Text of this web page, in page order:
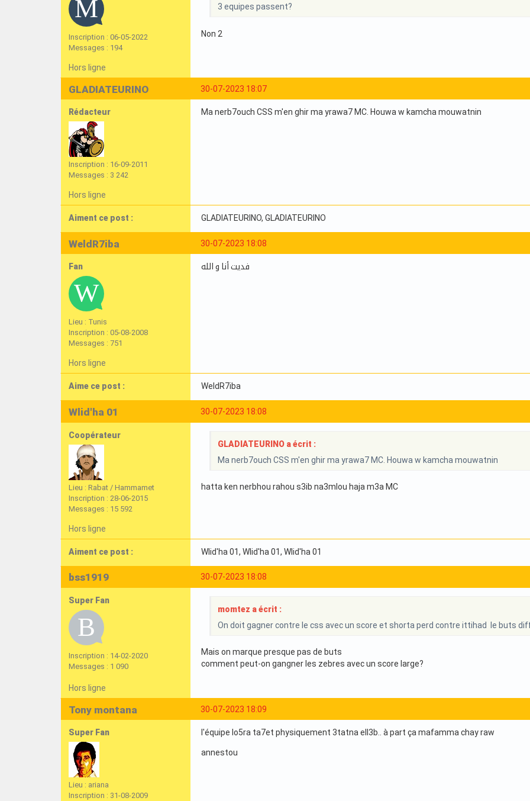
Inscription : 06-05-2022
Messages : 194
3 equipes passent?
Non 2
Hors ligne
30-07-2023 18:07
GLADIATEURINO
Rédacteur
Inscription : 16-09-2011
Messages : 3 242
Ma nerb7ouch CSS m'en ghir ma yrawa7 MC. Houwa w kamcha mouwatnin
Hors ligne
Aiment ce post : GLADIATEURINO, GLADIATEURINO
30-07-2023 18:08
WeldR7iba
Fan
Lieu : Tunis
Inscription : 05-08-2008
Messages : 751
فديت أنا و الله
Hors ligne
Aime ce post : WeldR7iba
30-07-2023 18:08
Wlid'ha 01
Coopérateur
Lieu : Rabat / Hammamet
Inscription : 28-06-2015
Messages : 15 592
GLADIATEURINO a écrit :
Ma nerb7ouch CSS m'en ghir ma yrawa7 MC. Houwa w kamcha mouwatnin
hatta ken nerbhou rahou s3ib na3mlou haja m3a MC
Hors ligne
Aiment ce post : Wlid'ha 01, Wlid'ha 01, Wlid'ha 01
30-07-2023 18:08
bss1919
Super Fan
Inscription : 14-02-2020
Messages : 1 090
momtez a écrit :
On doit gagner contre le css avec un score et shorta perd contre ittihad le buts
Mais on marque presque pas de buts
comment peut-on gangner les zebres avec un score large?
Hors ligne
30-07-2023 18:09
Tony montana
Super Fan
Lieu : ariana
Inscription : 31-08-2009
l'équipe lo5ra ta7et physiquement 3tatna ell3b.. à part ça mafamma chay raw
annestou